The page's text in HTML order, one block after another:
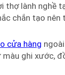
thợ lành nghề
chắn tạo
cửa hàng
ghi xước,